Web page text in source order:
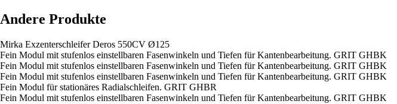
Andere Produkte
Mirka Exzenterschleifer Deros 550CV Ø125
Fein Modul mit stufenlos einstellbaren Fasenwinkeln und Tiefen für Kantenbearbeitung. GRIT GHBK
Fein Modul mit stufenlos einstellbaren Fasenwinkeln und Tiefen für Kantenbearbeitung. GRIT GHBK
Fein Modul mit stufenlos einstellbaren Fasenwinkeln und Tiefen für Kantenbearbeitung. GRIT GHBK
Fein Modul für stationäres Radialschleifen. GRIT GHBR
Fein Modul mit stufenlos einstellbaren Fasenwinkeln und Tiefen für Kantenbearbeitung. GRIT GHBK